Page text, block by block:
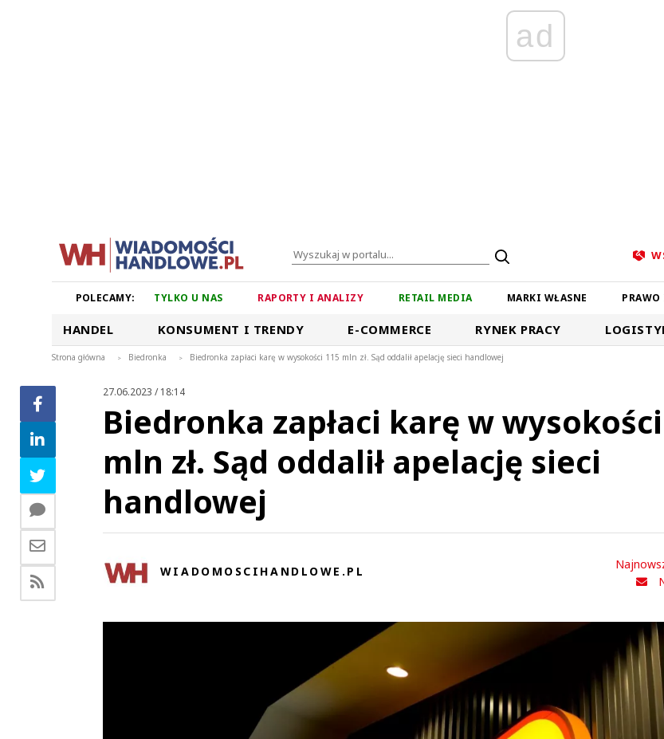
ad
POLECAMY: TYLKO U NAS RAPORTY I ANALIZY RETAIL MEDIA MARKI WŁASNE
HANDEL KONSUMENT I TRENDY E-COMMERCE RYNEK PRACY
Strona główna > Biedronka > Biedronka zapłaci karę w wysokości 115 mln zł. Sąd oddalił apelację sieci handlowej
27.06.2023 / 18:14
Biedronka zapłaci karę w
mln zł. Sąd oddalił apelację sieci
handlowej
WIADOMOSCIHANDLOWE.PL